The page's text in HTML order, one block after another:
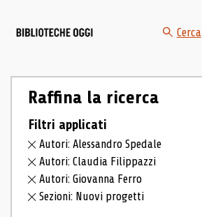
Cerca
Raffina la ricerca
Filtri applicati
Autori: Alessandro Spedale
Autori: Claudia Filippazzi
Autori: Giovanna Ferro
Sezioni: Nuovi progetti